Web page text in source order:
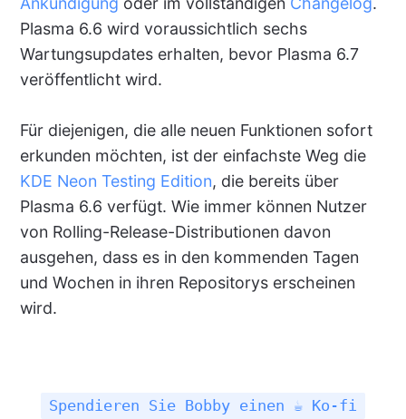
Plasma 6.6 wird voraussichtlich sechs
Wartungsupdates erhalten, bevor Plasma 6.7
veröffentlicht wird.
Für diejenigen, die alle neuen Funktionen sofort
erkunden möchten, ist der einfachste Weg die
KDE Neon Testing Edition, die bereits über
Plasma 6.6 verfügt. Wie immer können Nutzer
von Rolling-Release-Distributionen davon
ausgehen, dass es in den kommenden Tagen
und Wochen in ihren Repositorys erscheinen
wird.
Spendieren Sie Bobby einen ☕ Ko-fi